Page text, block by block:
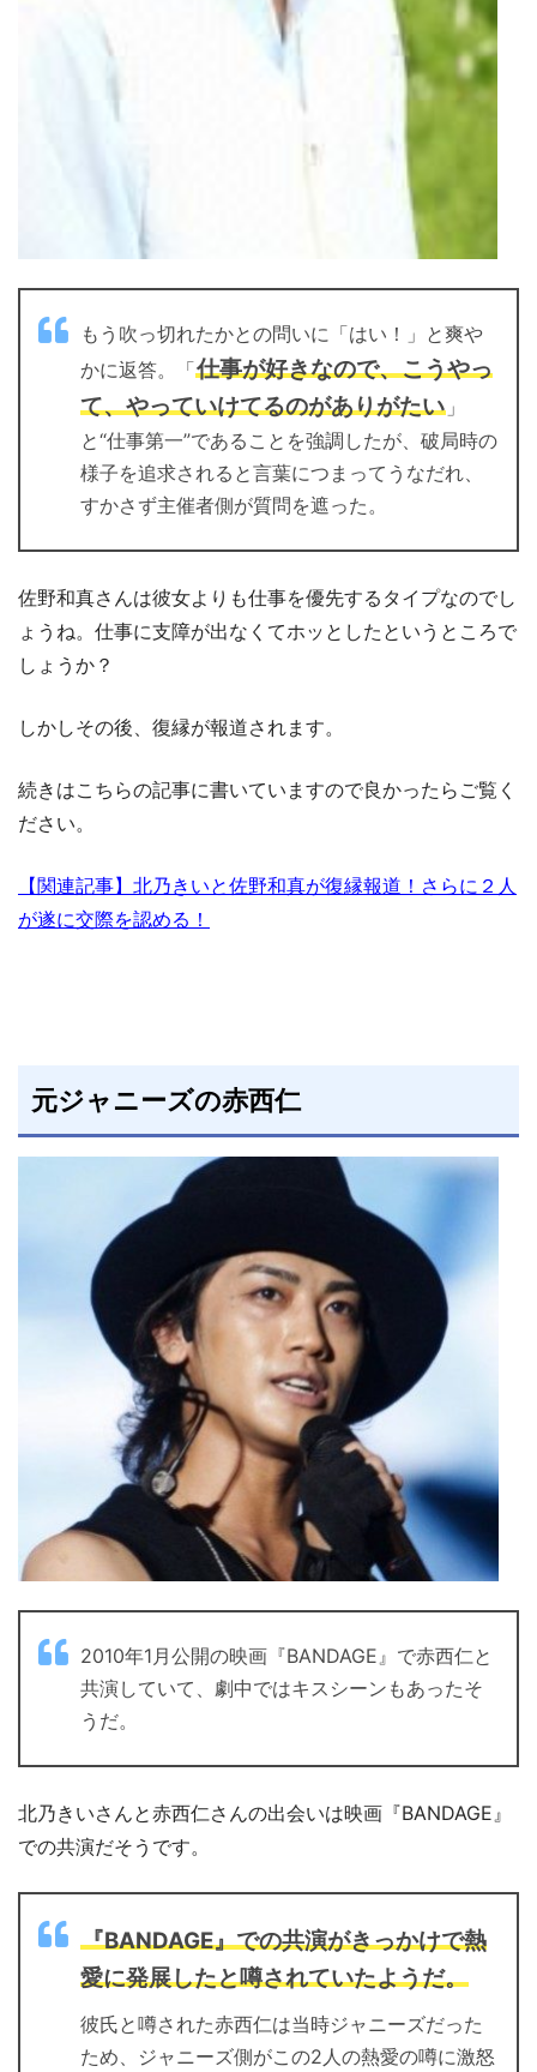
もう吹っ切れたかとの問いに「はい！」と爽や
かに返答。「仕事が好きなので、こうやっ
て、やっていけてるのがありがたい 」
と“仕事第一”であることを強調したが、破局時の
様子を追求されると言葉につまってうなだれ、
すかさず主催者側が質問を遮った。
佐野和真さんは彼女よりも仕事を優先するタイプなのでし
ょうね。仕事に支障が出なくてホッとしたというところで
しょうか？
しかしその後、復縁が報道されます。
続きはこちらの記事に書いていますので良かったらご覧く
ださい。
【関連記事】北乃きいと佐野和真が復縁報道！さらに２人
が遂に交際を認める！
元ジャニーズの赤西仁
2010年1月公開の映画『BANDAGE』で赤西仁と
共演していて、劇中ではキスシーンもあったそ
うだ。
北乃きいさんと赤西仁さんの出会いは映画『BANDAGE』
での共演だそうです。
『BANDAGE』での共演がきっかけで熱
愛に発展したと噂されていたようだ。
彼氏と噂された赤西仁は当時ジャニーズだった
ため、ジャニーズ側がこの2人の熱愛の噂に激怒